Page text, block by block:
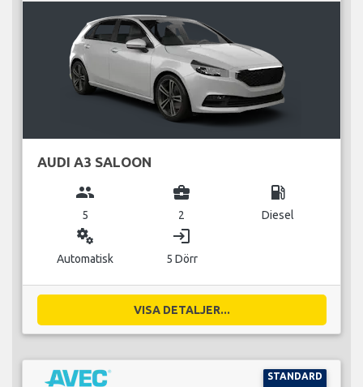
AUDI A3 SALOON
group
5
business_center
2
local_gas_station
Diesel
miscellaneous_services
Automatisk
login
5 Dörr
VISA DETALJER...
STANDARD